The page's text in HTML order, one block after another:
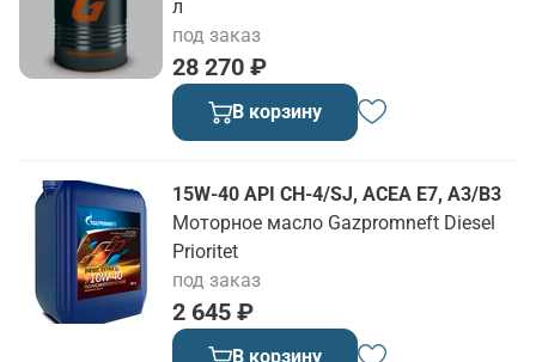
л
28 270 ₽
под заказ
В корзину
15W-40 API CH-4/SJ, ACEA E7, A3/B3
Моторное масло Gazpromneft Diesel
Prioritet
2 645 ₽
под заказ
В корзину